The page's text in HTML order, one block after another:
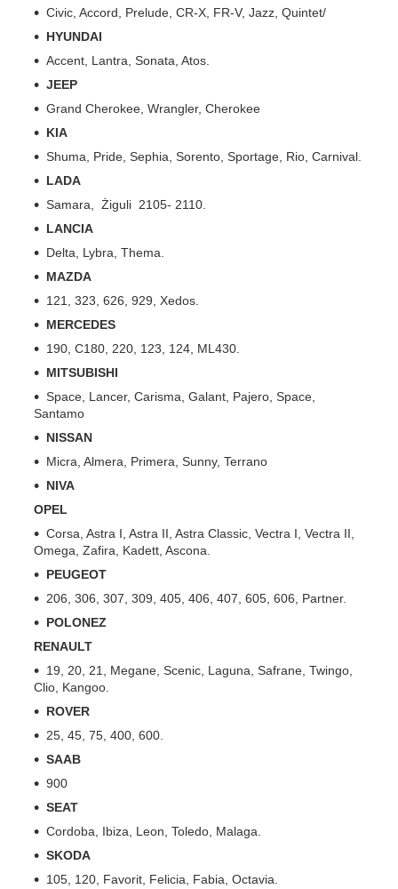
Civic, Accord, Prelude, CR-X, FR-V, Jazz, Quintet/
HYUNDAI
Accent, Lantra, Sonata, Atos.
JEEP
Grand Cherokee, Wrangler, Cherokee
KIA
Shuma, Pride, Sephia, Sorento, Sportage, Rio, Carnival.
LADA
Samara, Żiguli 2105- 2110.
LANCIA
Delta, Lybra, Thema.
MAZDA
121, 323, 626, 929, Xedos.
MERCEDES
190, C180, 220, 123, 124, ML430.
MITSUBISHI
Space, Lancer, Carisma, Galant, Pajero, Space,
Santamo
NISSAN
Micra, Almera, Primera, Sunny, Terrano
NIVA
OPEL
Corsa, Astra I, Astra II, Astra Classic, Vectra I, Vectra II,
Omega, Zafira, Kadett, Ascona.
PEUGEOT
206, 306, 307, 309, 405, 406, 407, 605, 606, Partner.
POLONEZ
RENAULT
19, 20, 21, Megane, Scenic, Laguna, Safrane, Twingo,
Clio, Kangoo.
ROVER
25, 45, 75, 400, 600.
SAAB
900
SEAT
Cordoba, Ibiza, Leon, Toledo, Malaga.
SKODA
105, 120, Favorit, Felicia, Fabia, Octavia.